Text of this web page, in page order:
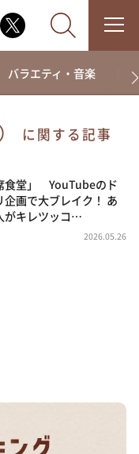
やすとものいたっ
でやねん！？」
タ
バラエティ・音楽 ド
に関する記事
食堂」 YouTubeのド
企画で大ブレイク！ あ
がキレツッコ…
2026.05.26